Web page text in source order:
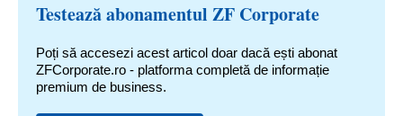
Testează abonamentul ZF Corporate
Poți să accesezi acest articol doar dacă ești abonat
ZFCorporate.ro - platforma completă de informație
premium de business.